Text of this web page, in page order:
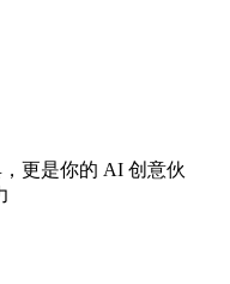
，更是你的 AI 创意伙